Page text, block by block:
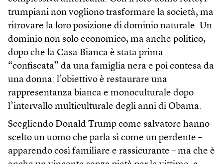
trumpiani non vogliono trasformare la società, ma
ritrovare la loro posizione di dominio naturale. Un
dominio non solo economico, ma anche politico,
dopo che la Casa Bianca è stata prima
“confiscata” da una famiglia nera e poi contesa da
una donna: l’obiettivo è restaurare una
rappresentanza bianca e monoculturale dopo
l’intervallo multiculturale degli anni di Obama.
Scegliendo Donald Trump come salvatore hanno
scelto un uomo che parla sì come un perdente –
apparendo così familiare e rassicurante – ma che è